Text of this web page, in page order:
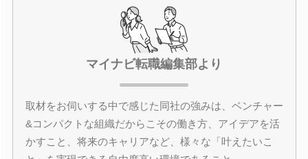
マイナビ転職編集部より
取材をお伺いする中で感じた同社の強みは、ベンチャー
&コンパクトな組織だからこその働き方、アイデアを活
かすこと、将来のキャリアなど、様々な「叶えたいこ